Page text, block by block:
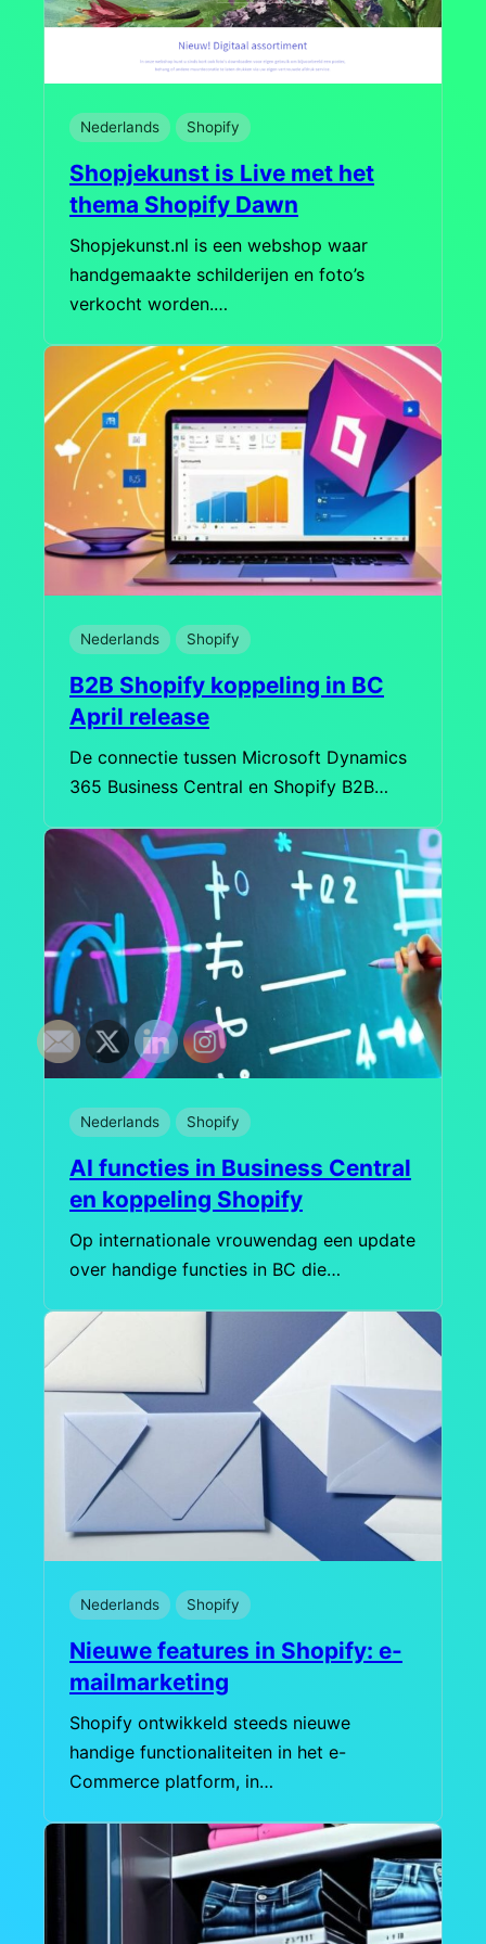
Nederlands Shopify
Shopjekunst is Live met het
thema Shopify Dawn
Shopjekunst.nl is een webshop waar
handgemaakte schilderijen en foto’s
verkocht worden.…
Nederlands Shopify
B2B Shopify koppeling in BC
April release
De connectie tussen Microsoft Dynamics
365 Business Central en Shopify B2B…
Nederlands Shopify
AI functies in Business Central
en koppeling Shopify
Op internationale vrouwendag een update
over handige functies in BC die…
Nederlands Shopify
Nieuwe features in Shopify: e-
mailmarketing
Shopify ontwikkeld steeds nieuwe
handige functionaliteiten in het e-
Commerce platform, in…